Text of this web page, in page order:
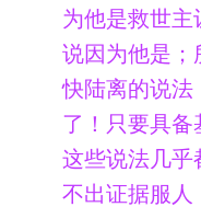
为他是救世主
说因为他是
快陆离的说法
了！只要具备
这些说法几乎
不出证据服人